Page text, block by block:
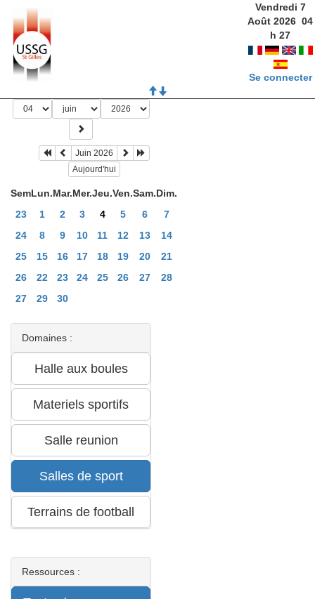
Vendredi 7
Août 2026 04
h27
Se connecter
Juin 2026
Aujourd'hui
SemLun.Mar.Mer.Jeu.Ven.Sam.Dim.
23
1 2 3 4 5 6
7
24
8 9 10 11 12 13
14
25
15 16 17 18 19 20
21
26
22 23 24 25 26 27
28
27
29 30
Domaines :
Ressources :